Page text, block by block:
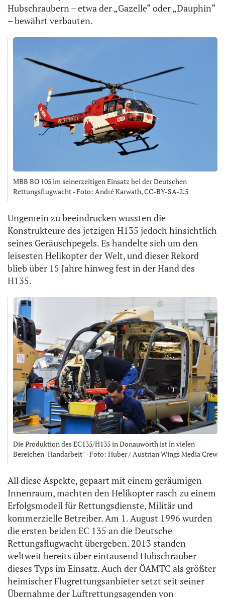
Hubschraubern – etwa der „Gazelle“ oder „Dauphin“
– bewährt verbauten.
MBB BO 105 im seinerzeitigen Einsatz bei der Deutschen
Rettungsflugwacht - Foto: André Karwath, CC-BY-SA-2.5
Ungemein zu beeindrucken wussten die
Konstrukteure des jetzigen H135 jedoch hinsichtlich
seines Geräuschpegels. Es handelte sich um den
leisesten Helikopter der Welt, und dieser Rekord
blieb über 15 Jahre hinweg fest in der Hand des
H135.
Die Produktion des EC135/H135 in Donauwörth ist in vielen
Bereichen "Handarbeit" - Foto: Huber / Austrian Wings Media Crew
All diese Aspekte, gepaart mit einem geräumigen
Innenraum, machten den Helikopter rasch zu einem
Erfolgsmodell für Rettungsdienste, Militär und
kommerzielle Betreiber. Am 1. August 1996 wurden
die ersten beiden EC 135 an die Deutsche
Rettungsflugwacht übergeben. 2013 standen
weltweit bereits über eintausend Hubschrauber
dieses Typs im Einsatz. Auch der ÖAMTC als größter
heimischer Flugrettungsanbieter setzt seit seiner
Übernahme der Luftrettungsagenden von